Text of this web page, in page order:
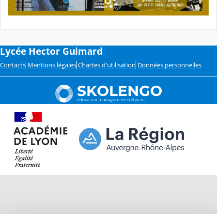
Lycée Hector Guimard
Contacts Mentions légales Chartes d'utilisation Données personnelles